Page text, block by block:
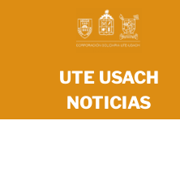
UTE USACH
NOTICIAS